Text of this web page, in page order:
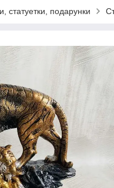
статуетки, подарунки